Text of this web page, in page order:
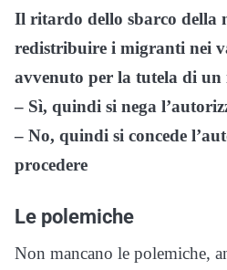
Il ritardo dello sbarco della
redistribuire i migranti nei
avvenuto per la tutela di un
– Sì, quindi si nega
– No, quindi si concede
procedere
Le polemiche
Non mancano le polemiche,